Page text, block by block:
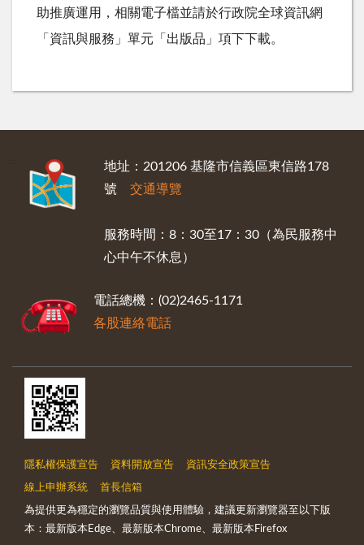
助推廣運用，相關電子檔並請於行政院全球資訊網
「資訊與服務」單元「出版品」項下下載。
地址：201206 基隆市信義區東信路178
號 交通導覽
服務時間：8：30至17：30（為民服務中
心中午不休息）
電話總機：(02)2465-1171
各股連絡電話
隱私權保護宣告 資料開放宣告 資訊安全政策宣告
線上申辦系統 首長信箱
為提供更為穩定的瀏覽品質與使用體驗，建議更新瀏覽器至以下版
本：最新版本Edge、最新版本Chrome、最新版本Firefox